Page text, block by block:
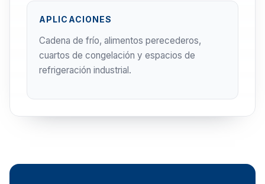
APLICACIONES
Cadena de frío, alimentos perecederos,
cuartos de congelación y espacios de
refrigeración industrial.